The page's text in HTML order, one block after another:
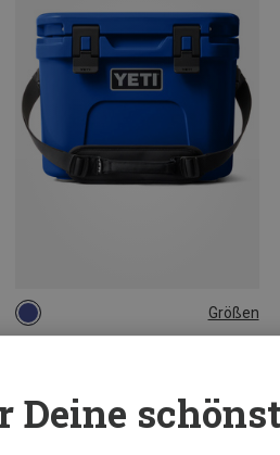
Größen
199,95 €
15L
Deine